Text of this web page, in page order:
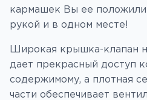
Н
е
с
е
с
кармашек Вы ее
рукой и в одном месте!
Широкая крышка-клапан
дает прекрасный доступ
содержимому, а плотная
части обеспечивает